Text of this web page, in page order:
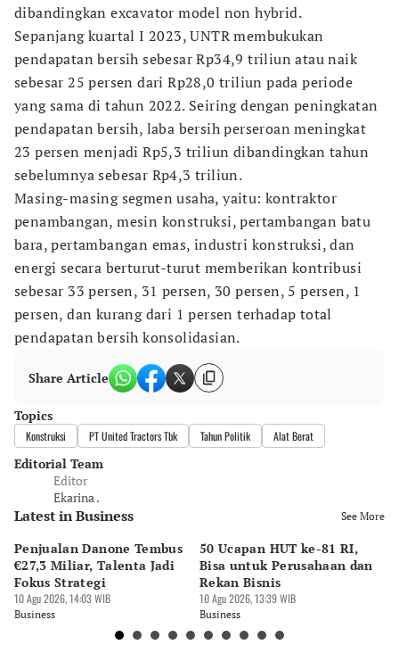
dibandingkan excavator model non hybrid.
Sepanjang kuartal I 2023, UNTR membukukan
pendapatan bersih sebesar Rp34,9 triliun atau naik
sebesar 25 persen dari Rp28,0 triliun pada periode
yang sama di tahun 2022. Seiring dengan peningkatan
pendapatan bersih, laba bersih perseroan meningkat
23 persen menjadi Rp5,3 triliun dibandingkan tahun
sebelumnya sebesar Rp4,3 triliun.
Masing-masing segmen usaha, yaitu: kontraktor
penambangan, mesin konstruksi, pertambangan batu
bara, pertambangan emas, industri konstruksi, dan
energi secara berturut-turut memberikan kontribusi
sebesar 33 persen, 31 persen, 30 persen, 5 persen, 1
persen, dan kurang dari 1 persen terhadap total
pendapatan bersih konsolidasian.
Share Article
Topics
Konstruksi PT United Tractors Tbk Tahun Politik Alat Berat
Editorial Team
Editor
Ekarina .
Latest in Business See More
Penjualan Danone Tembus
€27,3 Miliar, Talenta Jadi
Fokus Strategi
10 Agu 2026, 14:03 WIB
Business
50 Ucapan HUT ke-81 RI,
Bisa untuk Perusahaan dan
Rekan Bisnis
10 Agu 2026, 13:39 WIB
Business